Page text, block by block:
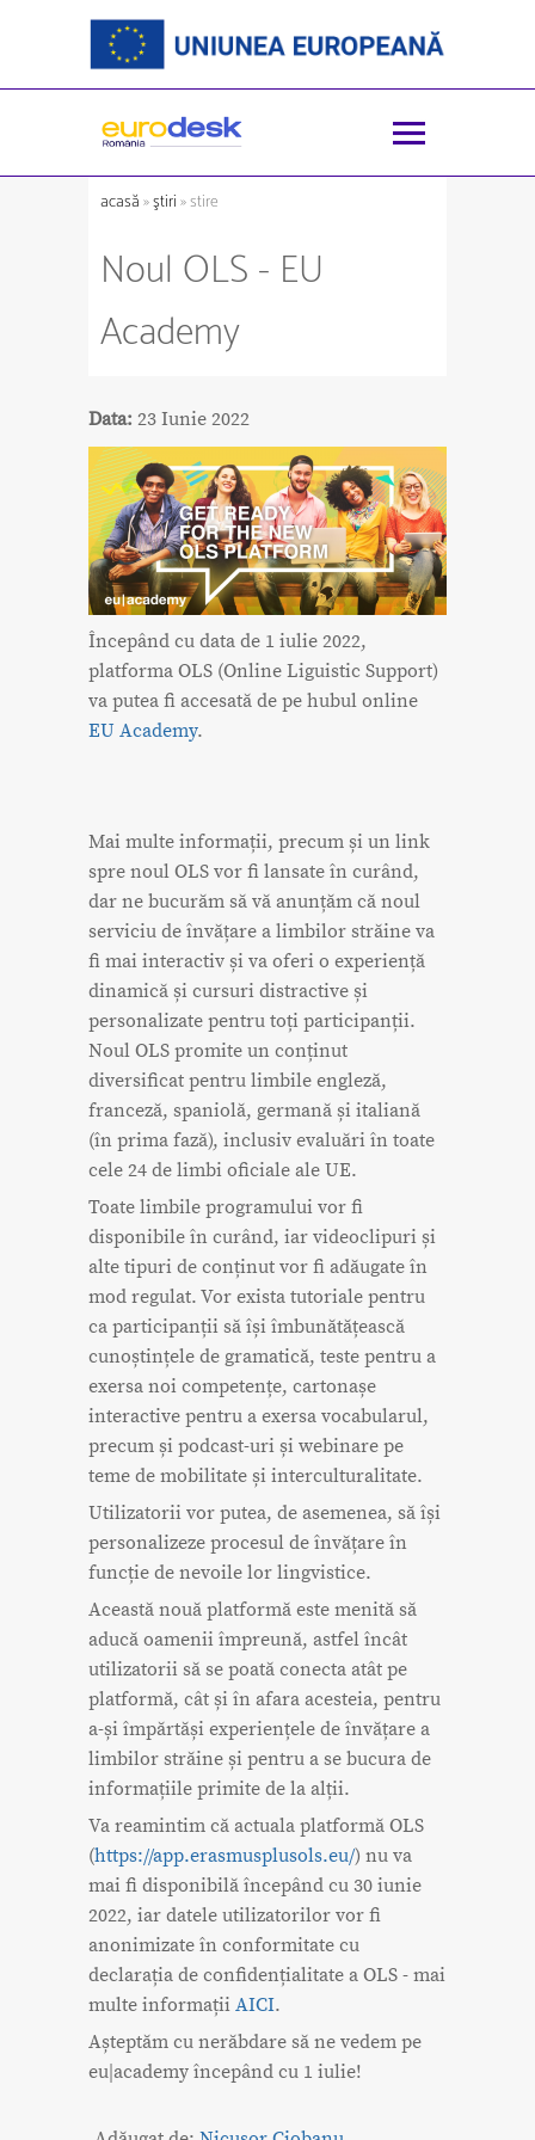
acasă»ştiri» stire
Noul OLS - EU
Academy
Data: 23 Iunie 2022
Începând cu data de 1 iulie 2022,
platforma OLS (Online Liguistic Support)
va putea fi accesată de pe hubul online
EU Academy.
Mai multe informații, precum și un link
spre noul OLS vor fi lansate în curând,
dar ne bucurăm să vă anunțăm că noul
serviciu de învățare a limbilor străine va
fi mai interactiv și va oferi o experiență
dinamică și cursuri distractive și
personalizate pentru toți participanții.
Noul OLS promite un conținut
diversificat pentru limbile engleză,
franceză, spaniolă, germană și italiană
(în prima fază), inclusiv evaluări în toate
cele 24 de limbi oficiale ale UE.
Toate limbile programului vor fi
disponibile în curând, iar videoclipuri și
alte tipuri de conținut vor fi adăugate în
mod regulat. Vor exista tutoriale pentru
ca participanții să își îmbunătățească
cunoștințele de gramatică, teste pentru a
exersa noi competențe, cartonașe
interactive pentru a exersa vocabularul,
precum și podcast-uri și webinare pe
teme de mobilitate și interculturalitate.
Utilizatorii vor putea, de asemenea, să își
personalizeze procesul de învățare în
funcție de nevoile lor lingvistice.
Această nouă platformă este menită să
aducă oamenii împreună, astfel încât
utilizatorii să se poată conecta atât pe
platformă, cât și în afara acesteia, pentru
a-și împărtăși experiențele de învățare a
limbilor străine și pentru a se bucura de
informațiile primite de la alții.
Va reamintim că actuala platformă OLS
(https://app.erasmusplusols.eu/) nu va
mai fi disponibilă începând cu 30 iunie
2022, iar datele utilizatorilor vor fi
anonimizate în conformitate cu
declarația de confidențialitate a OLS - mai
multe informații AICI.
Așteptăm cu nerăbdare să ne vedem pe
eu|academy începând cu 1 iulie!